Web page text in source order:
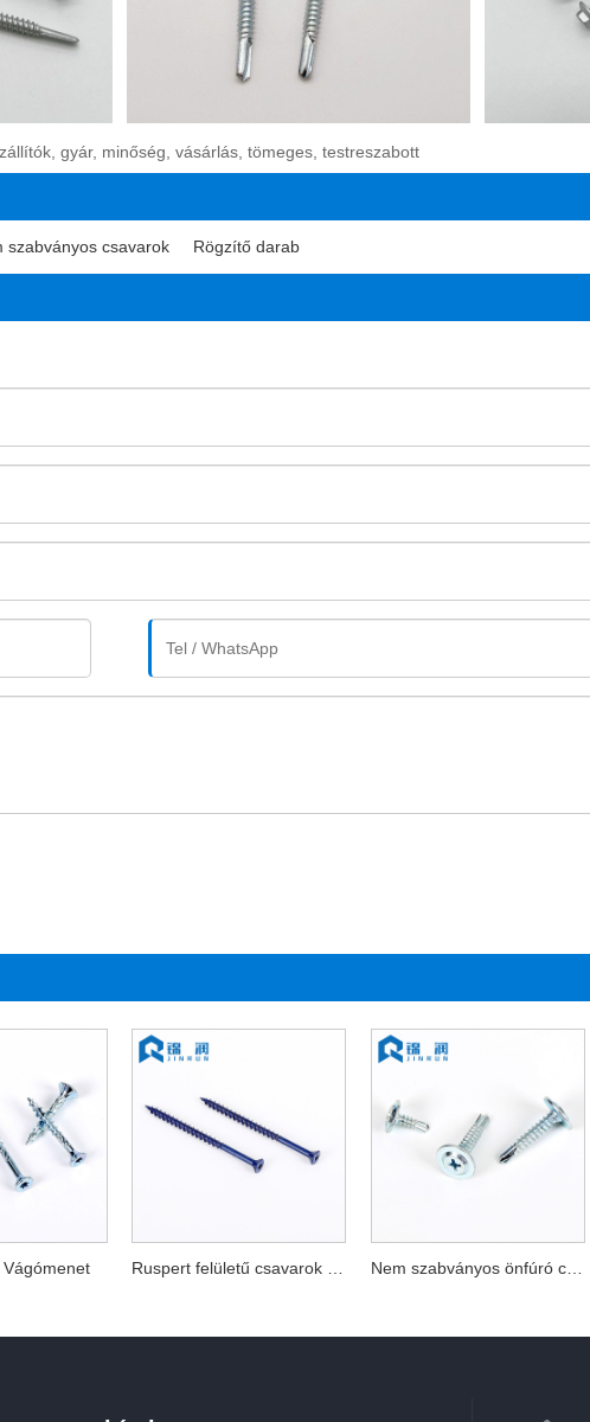
gyár, minőség, vásárlás, tömeges, testreszabott
szabványos csavarok Rögzítő darab
Nem szabványos önfúró csavarok